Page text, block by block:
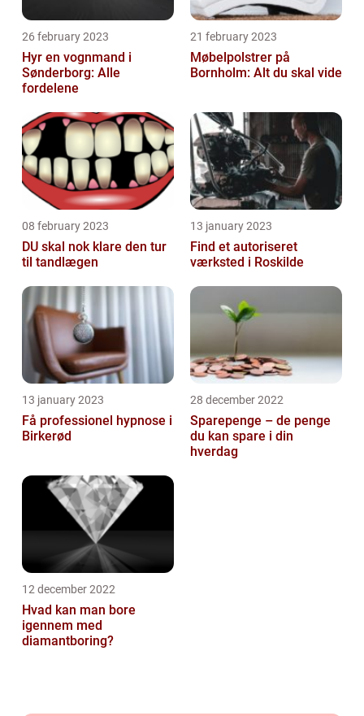
26 february 2023
Hyr en vognmand i
Sønderborg: Alle
fordelene
21 february 2023
Møbelpolstrer på
Bornholm: Alt du skal vide
08 february 2023
DU skal nok klare den tur
til tandlægen
13 january 2023
Find et autoriseret
værksted i Roskilde
13 january 2023
Få professionel hypnose i
Birkerød
28 december 2022
Sparepenge – de penge
du kan spare i din
hverdag
12 december 2022
Hvad kan man bore
igennem med
diamantboring?